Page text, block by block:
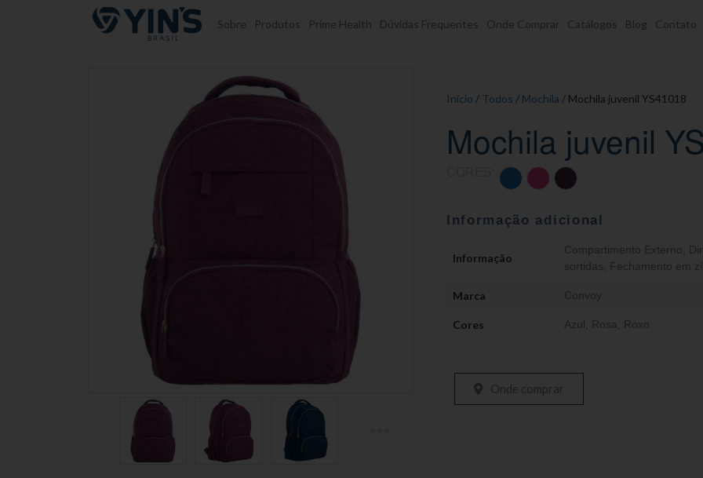
Pular para o conteúdo Sobre Produtos Prime Health Dúvidas Frequentes Onde Comprar Catálogos Blog Contato
Início / Todos / Mochila / Mochila juvenil YS41018
Mochila juvenil
Informação adicional
Informação
Compartimento Externo
sortidas
Fechamento em
Marca Convoy
Cores Azul Rosa Roxo
Onde comprar